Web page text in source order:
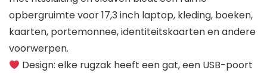
opbergruimte voor 17,3 inch laptop, kleding, boeken,
kaarten, portemonnee, identiteitskaarten en andere
voorwerpen.
Design: elke rugzak heeft een gat, een USB-poort